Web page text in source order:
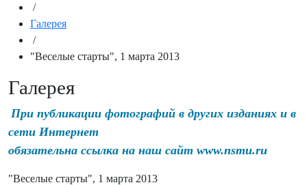
/
Галерея
/
"Веселые старты", 1 марта 2013
Галерея
При публикации фотографий в других изданиях и в
сети Интернет
обязательна ссылка на наш сайт www.nsmu.ru
"Веселые старты", 1 марта 2013